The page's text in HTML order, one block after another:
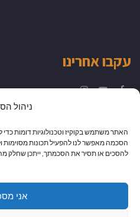
ניהול
האתר משתמש בקוקיז וטכנולוגיות דומות
הסכמה מאפשר לנו להפעיל תכונות
להסכים או תסיר את הסכמתך, ייתכן שחלק
אני
עקבו אחרינו